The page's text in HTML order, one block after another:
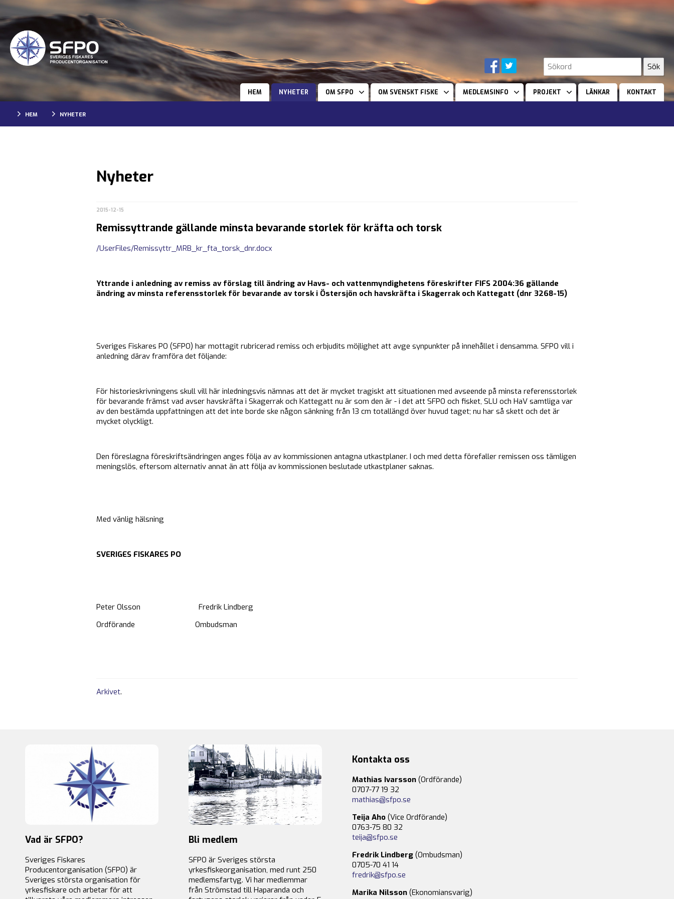
HEM NYHETER OM SFPO OM SVENSKT FISKE MEDLEMSINFO PROJEKT LÄNKAR KONTAKT
HEM NYHETER
Nyheter
2015-12-15
Remissyttrande gällande minsta bevarande storlek för kräfta och torsk
/UserFiles/Remissyttr_MRB_kr_fta_torsk_dnr.docx
Yttrande i anledning av remiss av förslag till ändring av Havs- och vattenmyndighetens föreskrifter FIFS 2004:36 gällande
ändring av minsta referensstorlek för bevarande av torsk i Östersjön och havskräfta i Skagerrak och Kattegatt (dnr 3268-15)
Sveriges Fiskares PO (SFPO) har mottagit rubricerad remiss och erbjudits möjlighet att avge synpunkter på innehållet i densamma. SFPO vill i
anledning därav framföra det följande:
För historieskrivningens skull vill här inledningsvis nämnas att det är mycket tragiskt att situationen med avseende på minsta referensstorlek
för bevarande främst vad avser havskräfta i Skagerrak och Kattegatt nu är som den är - i det att SFPO och fisket, SLU och HaV samtliga var
av den bestämda uppfattningen att det inte borde ske någon sänkning från 13 cm totallängd över huvud taget; nu har så skett och det är
mycket olyckligt.
Den föreslagna föreskriftsändringen anges följa av av kommissionen antagna utkastplaner. I och med detta förefaller remissen oss tämligen
meningslös, eftersom alternativ annat än att följa av kommissionen beslutade utkastplaner saknas.
Med vänlig hälsning
SVERIGES FISKARES PO
Peter Olsson Fredrik Lindberg
Ordförande Ombudsman
Arkivet.
Vad är SFPO?
Sveriges Fiskares
Producentorganisation (SFPO) är
Sveriges största organisation för
yrkesfiskare och arbetar för att
Bli medlem
SFPO är Sveriges största
yrkesfiskeorganisation, med runt 250
medlemsfartyg. Vi har medlemmar
från Strömstad till Haparanda och
Kontakta oss
Mathias Ivarsson (Ordförande)
0707-77 19 32
mathias@sfpo.se
Teija Aho (Vice Ordförande)
0763-75 80 32
teija@sfpo.se
Fredrik Lindberg (Ombudsman)
0705-70 41 14
fredrik@sfpo.se
Marika Nilsson (Ekonomiansvarig)